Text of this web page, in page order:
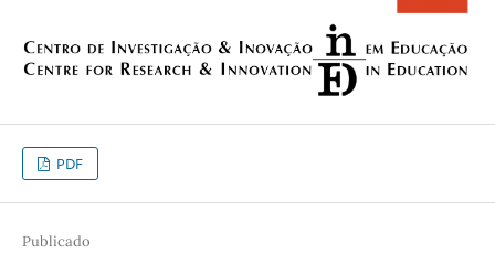
PDF
Publicado